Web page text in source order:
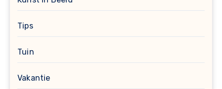
Tips
Tuin
Vakantie